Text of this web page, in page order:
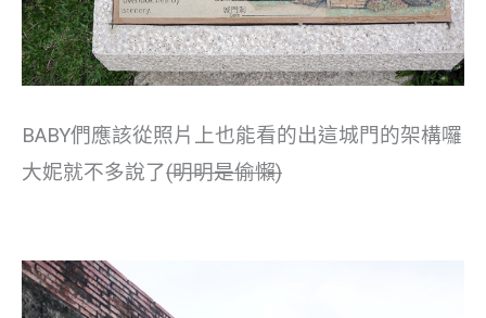
BABY們應該從照片上也能看的出這城門的架構囉
大妮就不多說了(明明是偷懶)